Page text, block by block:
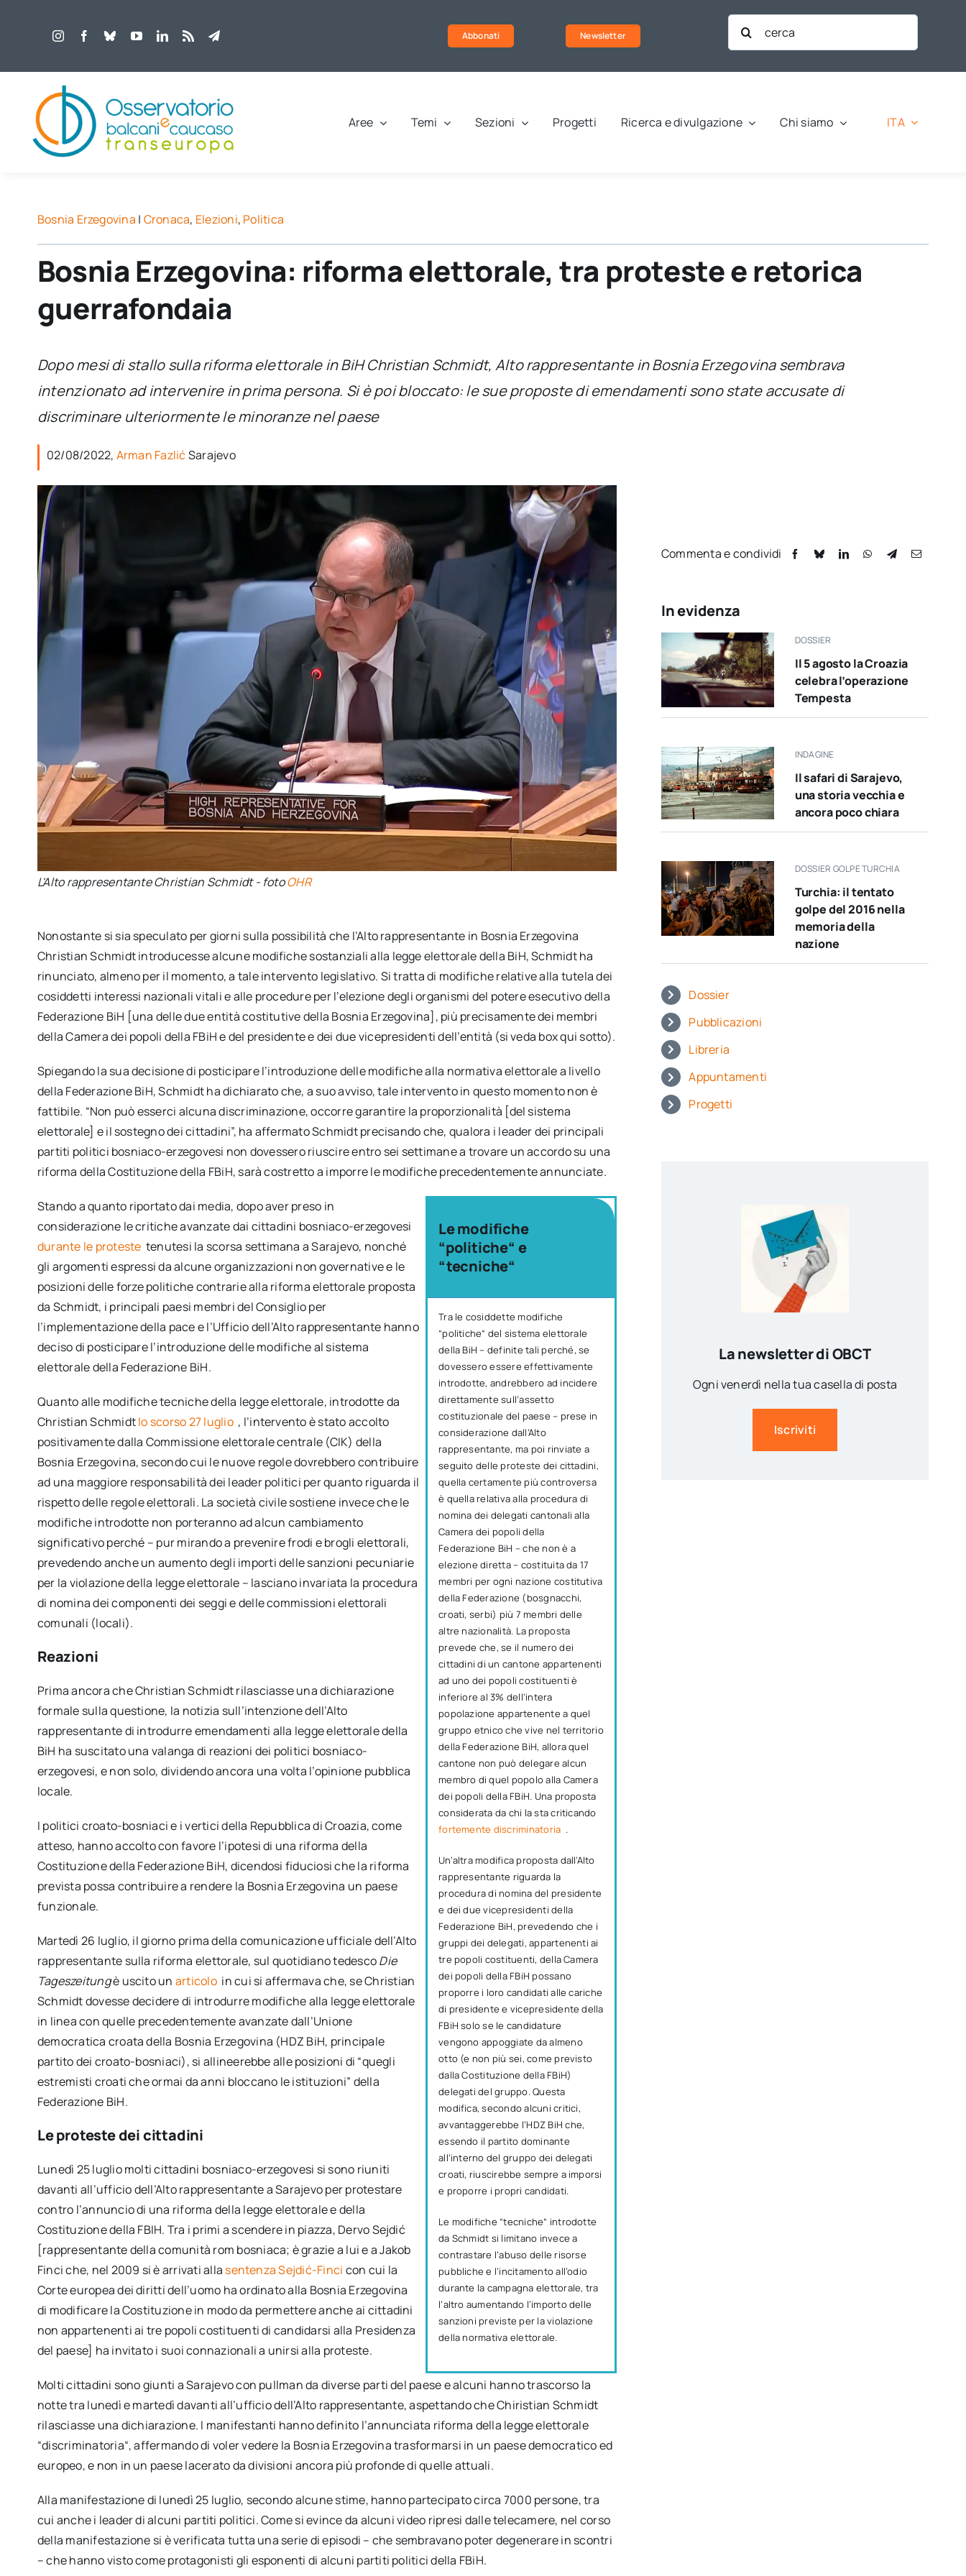
Abbonati Newsletter
Cerca
per:
Aree Temi Sezioni Progetti Ricerca e divulgazione Chi siamo ITA
Bosnia Erzegovina | Cronaca, Elezioni, Politica
Bosnia Erzegovina: riforma elettorale, tra proteste e retorica
guerrafondaia
Dopo mesi di stallo sulla riforma elettorale in BiH Christian Schmidt, Alto rappresentante in Bosnia Erzegovina sembrava
intenzionato ad intervenire in prima persona. Si è poi bloccato: le sue proposte di emendamenti sono state accusate di
discriminare ulteriormente le minoranze nel paese
02/08/2022, Arman FazlićSarajevo
L'Alto rappresentante Christian Schmidt - fotoOHR
Nonostante si sia speculato per giorni sulla possibilità che l’Alto rappresentante in Bosnia Erzegovina
Christian Schmidt introducesse alcune modifiche sostanziali alla legge elettorale della BiH, Schmidt ha
rinunciato, almeno per il momento, a tale intervento legislativo. Si tratta di modifiche relative alla tutela dei
cosiddetti interessi nazionali vitali e alle procedure per l’elezione degli organismi del potere esecutivo della
Federazione BiH [una delle due entità costitutive della Bosnia Erzegovina], più precisamente dei membri
della Camera dei popoli della FBiH e del presidente e dei due vicepresidenti dell’entità (si veda box qui sotto).
Spiegando la sua decisione di posticipare l’introduzione delle modifiche alla normativa elettorale a livello
della Federazione BiH, Schmidt ha dichiarato che, a suo avviso, tale intervento in questo momento non è
fattibile. “Non può esserci alcuna discriminazione, occorre garantire la proporzionalità [del sistema
elettorale] e il sostegno dei cittadini”, ha affermato Schmidt precisando che, qualora i leader dei principali
partiti politici bosniaco-erzegovesi non dovessero riuscire entro sei settimane a trovare un accordo su una
riforma della Costituzione della FBiH, sarà costretto a imporre le modifiche precedentemente annunciate.
Le modifiche
“politiche“ e
“tecniche“
Tra le cosiddette modifiche
“politiche“ del sistema elettorale
della BiH – definite tali perché, se
dovessero essere effettivamente
introdotte, andrebbero ad incidere
direttamente sull’assetto
costituzionale del paese – prese in
considerazione dall’Alto
rappresentante, ma poi rinviate a
seguito delle proteste dei cittadini,
quella certamente più controversa
è quella relativa alla procedura di
nomina dei delegati cantonali alla
Camera dei popoli della
Federazione BiH – che non è a
elezione diretta – costituita da 17
membri per ogni nazione costitutiva
della Federazione (bosgnacchi,
croati, serbi) più 7 membri delle
altre nazionalità. La proposta
prevede che, se il numero dei
cittadini di un cantone appartenenti
ad uno dei popoli costituenti è
inferiore al 3% dell’intera
popolazione appartenente a quel
gruppo etnico che vive nel territorio
della Federazione BiH, allora quel
cantone non può delegare alcun
membro di quel popolo alla Camera
dei popoli della FBiH. Una proposta
considerata da chi la sta criticando
fortemente discriminatoria .
Un’altra modifica proposta dall’Alto
rappresentante riguarda la
procedura di nomina del presidente
e dei due vicepresidenti della
Federazione BiH, prevedendo che i
gruppi dei delegati, appartenenti ai
tre popoli costituenti, della Camera
dei popoli della FBiH possano
proporre i loro candidati alle cariche
di presidente e vicepresidente della
FBiH solo se le candidature
vengono appoggiate da almeno
otto (e non più sei, come previsto
dalla Costituzione della FBiH)
delegati del gruppo. Questa
modifica, secondo alcuni critici,
avvantaggerebbe l’HDZ BiH che,
essendo il partito dominante
all’interno del gruppo dei delegati
croati, riuscirebbe sempre a imporsi
e proporre i propri candidati.
Le modifiche “tecniche“ introdotte
da Schmidt si limitano invece a
contrastare l’abuso delle risorse
pubbliche e l’incitamento all’odio
durante la campagna elettorale, tra
l’altro aumentando l’importo delle
sanzioni previste per la violazione
della normativa elettorale.
Stando a quanto riportato dai media, dopo aver preso in
considerazione le critiche avanzate dai cittadini bosniaco-erzegovesi
durante le proteste tenutesi la scorsa settimana a Sarajevo, nonché
gli argomenti espressi da alcune organizzazioni non governative e le
posizioni delle forze politiche contrarie alla riforma elettorale proposta
da Schmidt, i principali paesi membri del Consiglio per
l’implementazione della pace e l’Ufficio dell’Alto rappresentante hanno
deciso di posticipare l’introduzione delle modifiche al sistema
elettorale della Federazione BiH.
Quanto alle modifiche tecniche della legge elettorale, introdotte da
Christian Schmidtlo scorso 27 luglio , l’intervento è stato accolto
positivamente dalla Commissione elettorale centrale (CIK) della
Bosnia Erzegovina, secondo cui le nuove regole dovrebbero contribuire
ad una maggiore responsabilità dei leader politici per quanto riguarda il
rispetto delle regole elettorali. La società civile sostiene invece che le
modifiche introdotte non porteranno ad alcun cambiamento
significativo perché – pur mirando a prevenire frodi e brogli elettorali,
prevedendo anche un aumento degli importi delle sanzioni pecuniarie
per la violazione della legge elettorale – lasciano invariata la procedura
di nomina dei componenti dei seggi e delle commissioni elettorali
comunali (locali).
Reazioni
Prima ancora che Christian Schmidt rilasciasse una dichiarazione
formale sulla questione, la notizia sull’intenzione dell’Alto
rappresentante di introdurre emendamenti alla legge elettorale della
BiH ha suscitato una valanga di reazioni dei politici bosniaco-
erzegovesi, e non solo, dividendo ancora una volta l’opinione pubblica
locale.
I politici croato-bosniaci e i vertici della Repubblica di Croazia, come
atteso, hanno accolto con favore l’ipotesi di una riforma della
Costituzione della Federazione BiH, dicendosi fiduciosi che la riforma
prevista possa contribuire a rendere la Bosnia Erzegovina un paese
funzionale.
Martedì 26 luglio, il giorno prima della comunicazione ufficiale dell’Alto
rappresentante sulla riforma elettorale, sul quotidiano tedescoDie
Tageszeitungè uscito un articolo in cui si affermava che, se Christian
Schmidt dovesse decidere di introdurre modifiche alla legge elettorale
in linea con quelle precedentemente avanzate dall’Unione
democratica croata della Bosnia Erzegovina (HDZ BiH, principale
partito dei croato-bosniaci), si allineerebbe alle posizioni di “quegli
estremisti croati che ormai da anni bloccano le istituzioni” della
Federazione BiH.
Le proteste dei cittadini
Lunedì 25 luglio molti cittadini bosniaco-erzegovesi si sono riuniti
davanti all’ufficio dell’Alto rappresentante a Sarajevo per protestare
contro l’annuncio di una riforma della legge elettorale e della
Costituzione della FBIH. Tra i primi a scendere in piazza, Dervo Sejdić
[rappresentante della comunità rom bosniaca; è grazie a lui e a Jakob
Finci che, nel 2009 si è arrivati alla sentenza Sejdić-Finci con cui la
Corte europea dei diritti dell’uomo ha ordinato alla Bosnia Erzegovina
di modificare la Costituzione in modo da permettere anche ai cittadini
non appartenenti ai tre popoli costituenti di candidarsi alla Presidenza
del paese] ha invitato i suoi connazionali a unirsi alla proteste.
Molti cittadini sono giunti a Sarajevo con pullman da diverse parti del paese e alcuni hanno trascorso la
notte tra lunedì e martedì davanti all’ufficio dell’Alto rappresentante, aspettando che Chiristian Schmidt
rilasciasse una dichiarazione. I manifestanti hanno definito l’annunciata riforma della legge elettorale
“discriminatoria“, affermando di voler vedere la Bosnia Erzegovina trasformarsi in un paese democratico ed
europeo, e non in un paese lacerato da divisioni ancora più profonde di quelle attuali.
Alla manifestazione di lunedì 25 luglio, secondo alcune stime, hanno partecipato circa 7000 persone, tra
cui anche i leader di alcuni partiti politici. Come si evince da alcuni video ripresi dalle telecamere, nel corso
della manifestazione si è verificata tutta una serie di episodi – che sembravano poter degenerare in scontri
– che hanno visto come protagonisti gli esponenti di alcuni partiti politici della FBiH.
Commenta e condividi
In evidenza
DOSSIER
Il 5 agosto la Croazia
celebra l’operazione
Tempesta
INDAGINE
Il safari di Sarajevo,
una storia vecchia e
ancora poco chiara
DOSSIER GOLPE TURCHIA
Turchia: il tentato
golpe del 2016 nella
memoria della
nazione
Dossier
Pubblicazioni
Libreria
Appuntamenti
Progetti
La newsletter di OBCT
Ogni venerdì nella tua casella di posta
Iscriviti